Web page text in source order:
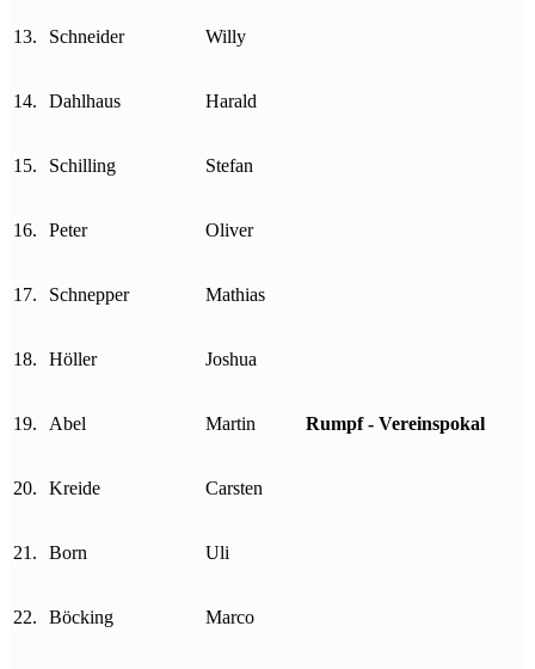
13. Schneider Willy
14. Dahlhaus Harald
15. Schilling Stefan
16. Peter Oliver
17. Schnepper Mathias
18. Höller Joshua
19. Abel Martin Rumpf - Vereinspokal
20. Kreide Carsten
21. Born Uli
22. Böcking Marco